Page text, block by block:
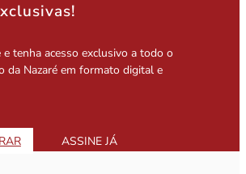
tenha acesso exclusivo a todo o
da Nazaré em formato digital e
ASSINE JÁ